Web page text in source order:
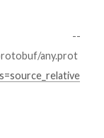
--
any.prot